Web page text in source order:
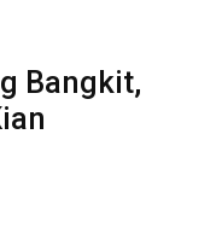
Bangkit,